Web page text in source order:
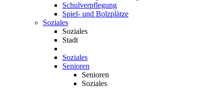
Schulverpflegung
Spiel- und Bolzplätze
Soziales
Soziales
Stadt
Soziales
Senioren
Senioren
Soziales